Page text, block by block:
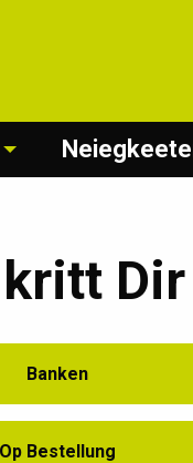
Banken
Op Bestellung